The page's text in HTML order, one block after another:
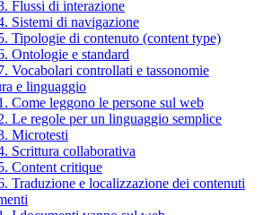
Flussi di interazione
Sistemi di navigazione
Tipologie di contenuto (content type)
Ontologie e standard
Vocabolari controllati e tassonomie
e linguaggio
Come leggono le persone sul web
Le regole per un linguaggio semplice
Microtesti
Scrittura collaborativa
Content critique
Traduzione e localizzazione dei contenuti